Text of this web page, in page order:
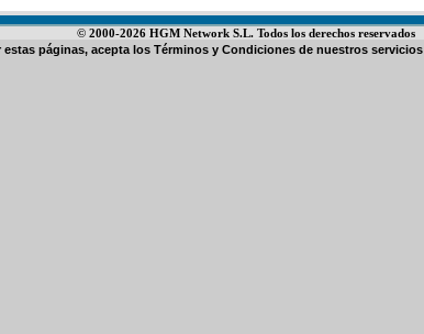
© 2000-2026 HGM Network S.L. Todos los derechos reservados
estas páginas, acepta los Términos y Condiciones de nuestros servicios